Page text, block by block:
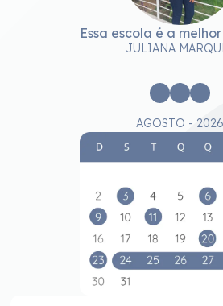
Essa escola é a
JULIANA
AGOSTO - 2026